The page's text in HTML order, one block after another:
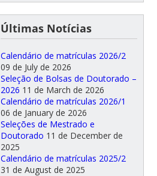
Últimas Notícias
Calendário de matrículas 2026/2
09 de July de 2026
Seleção de Bolsas de Doutorado –
2026 11 de March de 2026
Calendário de matrículas 2026/1
06 de January de 2026
Seleções de Mestrado e
Doutorado 11 de December de
2025
Calendário de matrículas 2025/2
31 de August de 2025